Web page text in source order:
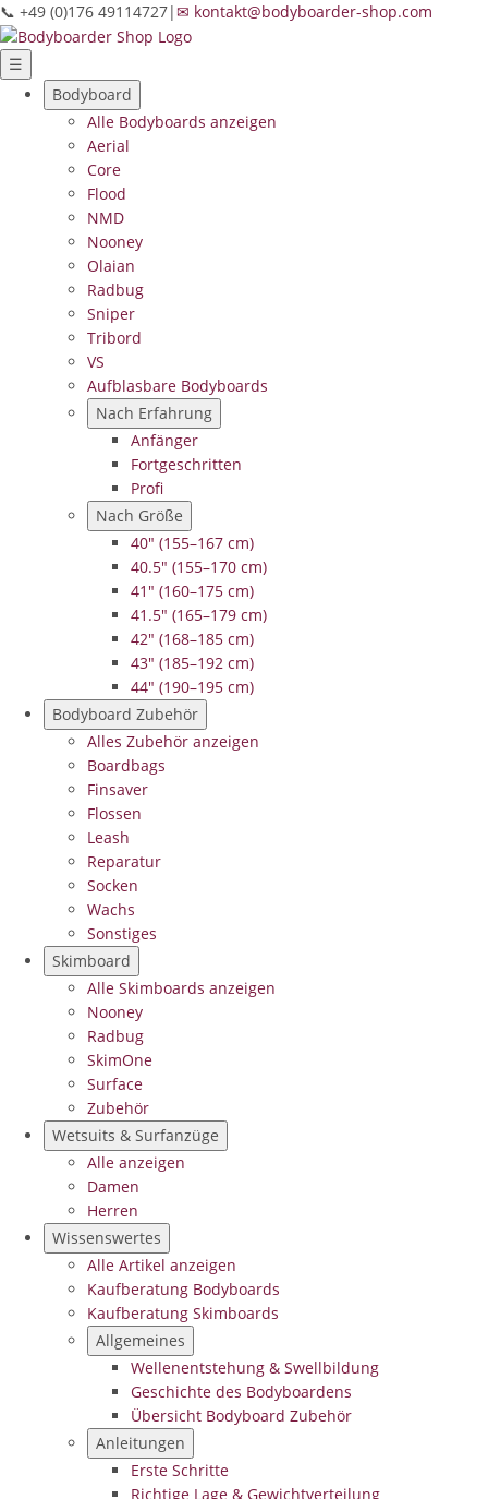
📞 +49 (0)176 49114727| ✉ kontakt@bodyboarder-shop.com
☰
Bodyboard
Alle Bodyboards anzeigen
Aerial
Core
Flood
NMD
Nooney
Olaian
Radbug
Sniper
Tribord
VS
Aufblasbare Bodyboards
Nach Erfahrung
Anfänger
Fortgeschritten
Profi
Nach Größe
40" (155–167 cm)
40.5" (155–170 cm)
41" (160–175 cm)
41.5" (165–179 cm)
42" (168–185 cm)
43" (185–192 cm)
44" (190–195 cm)
Bodyboard Zubehör
Alles Zubehör anzeigen
Boardbags
Finsaver
Flossen
Leash
Reparatur
Socken
Wachs
Sonstiges
Skimboard
Alle Skimboards anzeigen
Nooney
Radbug
SkimOne
Surface
Zubehör
Wetsuits & Surfanzüge
Alle anzeigen
Damen
Herren
Wissenswertes
Alle Artikel anzeigen
Kaufberatung Bodyboards
Kaufberatung Skimboards
Allgemeines
Wellenentstehung & Swellbildung
Geschichte des Bodyboardens
Übersicht Bodyboard Zubehör
Anleitungen
Erste Schritte
Richtige Lage & Gewichtverteilung